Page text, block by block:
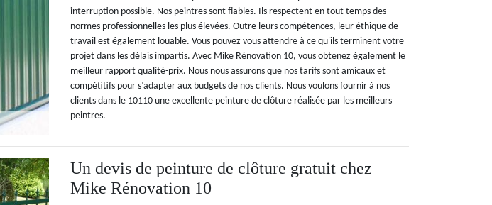
interruption possible. Nos peintres sont fiables. Ils respectent en tout temps des
normes professionnelles les plus élevées. Outre leurs compétences, leur éthique de
travail est également louable. Vous pouvez vous attendre à ce qu'ils terminent votre
projet dans les délais impartis. Avec Mike Rénovation 10, vous obtenez également le
meilleur rapport qualité-prix. Nous nous assurons que nos tarifs sont amicaux et
compétitifs pour s’adapter aux budgets de nos clients. Nous voulons fournir à nos
clients dans le 10110 une excellente peinture de clôture réalisée par les meilleurs
peintres.
Un devis de peinture de clôture gratuit chez
Mike Rénovation 10